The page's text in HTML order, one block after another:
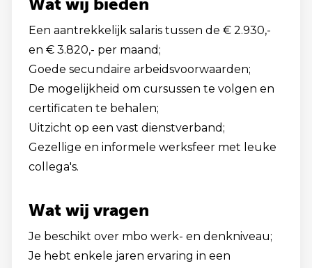
Een aantrekkelijk salaris tussen de € 2.930,-
en € 3.820,- per maand;
Goede secundaire arbeidsvoorwaarden;
De mogelijkheid om cursussen te volgen en
certificaten te behalen;
Uitzicht op een vast dienstverband;
Gezellige en informele werksfeer met leuke
collega's.
Wat wij vragen
Je beschikt over mbo werk- en denkniveau;
Je hebt enkele jaren ervaring in een